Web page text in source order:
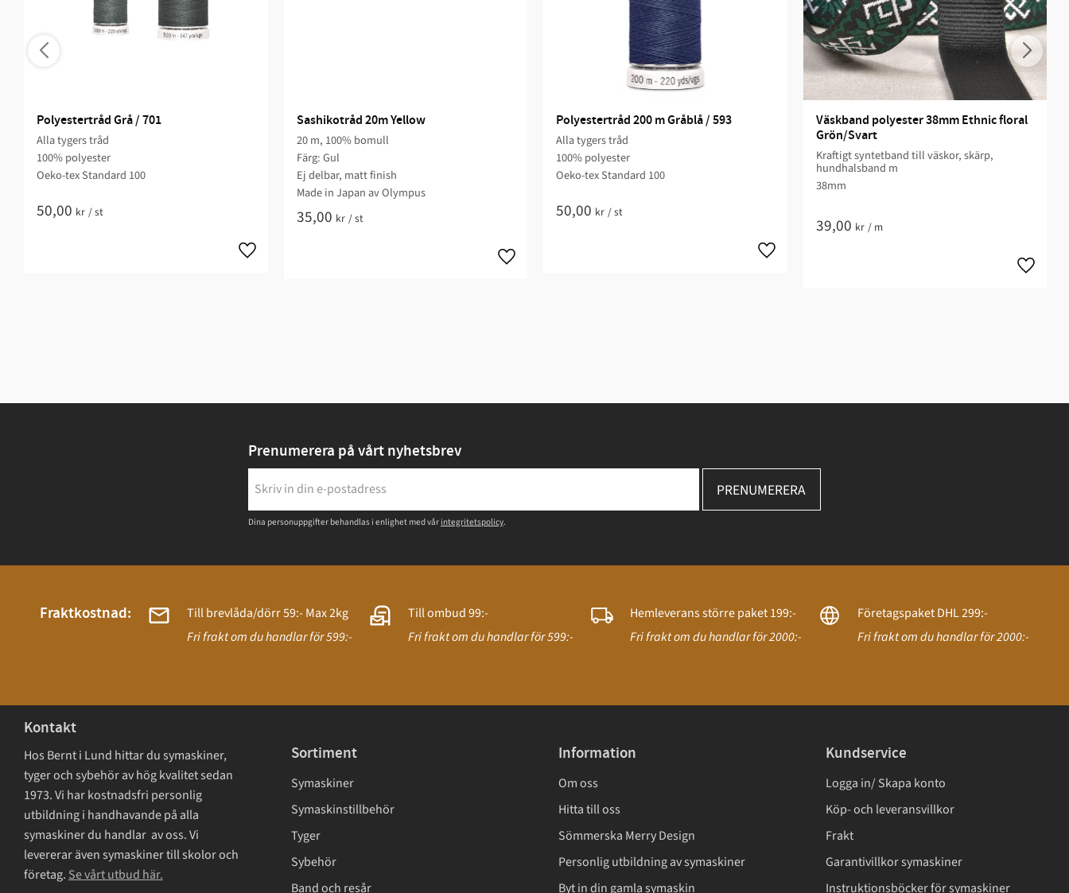
Polyestertråd Grå / 701
Alla tygers tråd
100% polyester
Oeko-tex Standard 100
50,00 kr /st
Sashikotråd 20m Yellow
20 m, 100% bomull
Färg: Gul
Ej delbar, matt finish
Made in Japan av Olympus
35,00 kr /st
Polyestertråd 200 m Gråblå / 593
Alla tygers tråd
100% polyester
Oeko-tex Standard 100
50,00 kr /st
Väskband polyester 38mm Ethnic floral
Grön/Svart
​Kraftigt syntetband till väskor, skärp,
hundhalsband m
38mm
39,00 kr / m
Prenumerera på vårt nyhetsbrev
PRENUMERERA
Dina personuppgifter behandlas i enlighet med vår integritetspolicy.
Fraktkostnad:
Till brevlåda/dörr 59:- Max 2kg
Fri frakt om du handlar för 599:-
Till ombud 99:-
Fri frakt om du handlar för 599:-
Hemleverans större paket 199:-
Fri frakt om du handlar för 2000:-
Företagspaket DHL 299:-
Fri frakt om du handlar för 2000:-
Kontakt
Hos Bernt i Lund hittar du symaskiner,
tyger och sybehör av hög kvalitet sedan
1973. Vi har kostnadsfri personlig
utbildning i handhavande på alla
symaskiner du handlar av oss. Vi
levererar även symaskiner till skolor och
företag. Se vårt utbud här.
Sortiment
Symaskiner
Symaskinstillbehör
Tyger
Sybehör
Band och resår
Information
Om oss
Hitta till oss
Sömmerska Merry Design
Personlig utbildning av symaskiner
Byt in din gamla symaskin
Kundservice
Logga in/ Skapa konto
Köp- och leveransvillkor
Frakt
Garantivillkor symaskiner
Instruktionsböcker för symaskiner